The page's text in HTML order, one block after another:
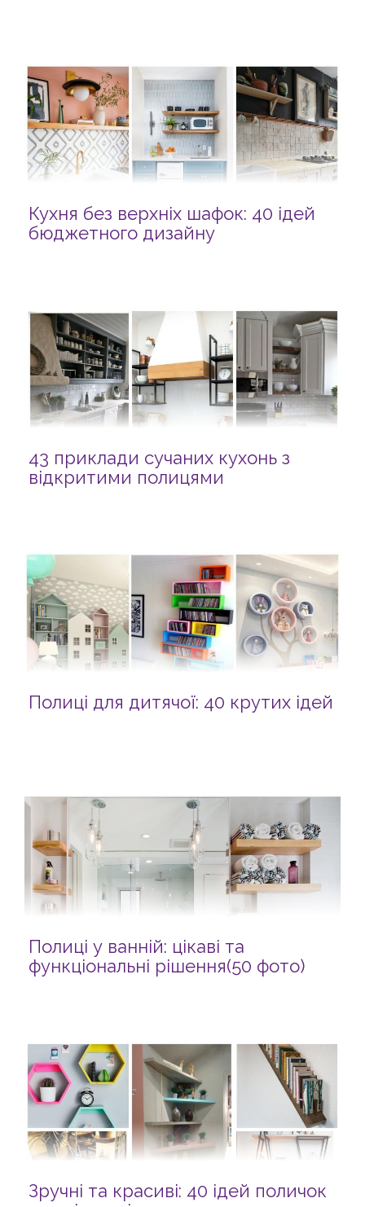
Кухня без верхніх шафок: 40 ідей
бюджетного дизайну
43 приклади сучаних кухонь з
відкритими полицями
Полиці для дитячої: 40 крутих ідей
Полиці у ванній: цікаві та
функціональні рішення(50 фото)
Зручні та красиві: 40 ідей поличок